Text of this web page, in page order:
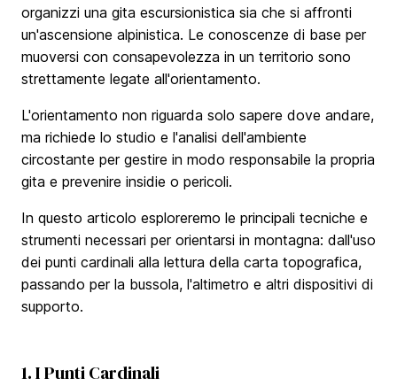
organizzi una gita escursionistica sia che si affronti
un'ascensione alpinistica. Le conoscenze di base per
muoversi con consapevolezza in un territorio sono
strettamente legate all'orientamento.
L'orientamento non riguarda solo sapere dove andare,
ma richiede lo studio e l'analisi dell'ambiente
circostante per gestire in modo responsabile la propria
gita e prevenire insidie o pericoli.
In questo articolo esploreremo le principali tecniche e
strumenti necessari per orientarsi in montagna: dall'uso
dei punti cardinali alla lettura della carta topografica,
passando per la bussola, l'altimetro e altri dispositivi di
supporto.
1. I Punti Cardinali